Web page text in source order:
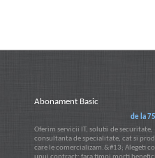
Abonament Basic
de la
Oferim servicii IT, solutii de securitate,
consultanta de specialitate, cat si
care le comercializam.&#13; Alegeti